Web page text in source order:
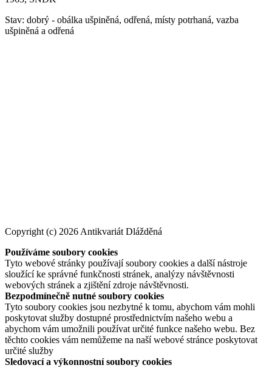
Stav: dobrý - obálka ušpiněná, odřená, místy potrhaná, vazba
ušpiněná a odřená
Copyright (c) 2026 Antikvariát Dlážděná
Používáme soubory cookies
Tyto webové stránky používají soubory cookies a další nástroje
sloužící ke správné funkčnosti stránek, analýzy návštěvnosti
webových stránek a zjištění zdroje návštěvnosti.
Bezpodmínečně nutné soubory cookies
Tyto soubory cookies jsou nezbytné k tomu, abychom vám mohli
poskytovat služby dostupné prostřednictvím našeho webu a
abychom vám umožnili používat určité funkce našeho webu. Bez
těchto cookies vám nemůžeme na naší webové stránce poskytovat
určité služby
Sledovací a výkonnostní soubory cookies